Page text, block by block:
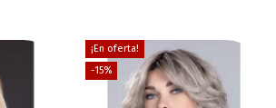
¡En oferta!
-15%